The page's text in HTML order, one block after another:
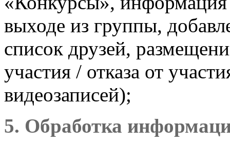
выходе из группы,
список друзей,
участия / отказа от
видеозаписей);
5. Обработка